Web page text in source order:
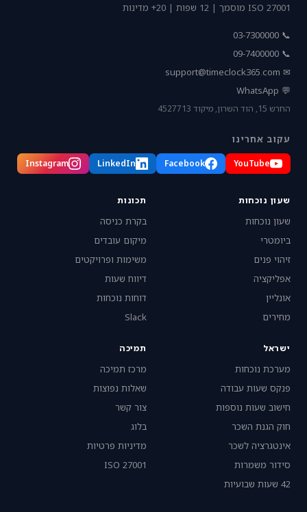
ISO 27001 מוסמך | 12 שפות | 20+ מדינות
📞 03-7300000
📞 09-7400000
✉
support@timeclock365.com
💬 WhatsApp
החרש 15, הוד השרון, מיקוד 4527713
עקוב אחרינו
YouTube
Facebook
LinkedIn
Instagram
שעון נוכחות
שעון נוכחות
ביומטרי
זיהוי פנים
אפליקציה
אונליין
מחירים
תכונות
בקרת כניסה
מיקום עובדים
משימות ופרויקטים
דיווח שעות
דוחות נוכחות
Slack
ישראל
מערכת נוכחות
פנקס שעות עבודה
חישוב שעות נוספות
חוק הגנת השכר
אינטגרציה לשכר
סידור משמרות
42 שעות שבועיות
תמיכה
מרכז תמיכה
שאלות נפוצות
צור קשר
בלוג
מדיניות פרטיות
ISO 27001